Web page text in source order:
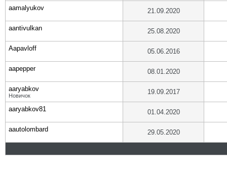
aamalyukov 21.09.2020
aantivulkan 25.08.2020
Aapavloff 05.06.2016
aapepper 08.01.2020
aaryabkov
Новичок 19.09.2017
aaryabkov81 01.04.2020
aautolombard 29.05.2020